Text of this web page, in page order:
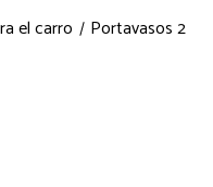
el carro
Portavasos 2